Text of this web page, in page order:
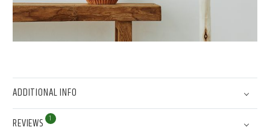
ADDITIONAL INFO
REVIEWS
1